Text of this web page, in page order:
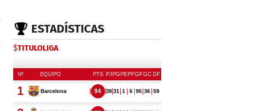
ESTADÍSTICAS
$TITULOLIGA